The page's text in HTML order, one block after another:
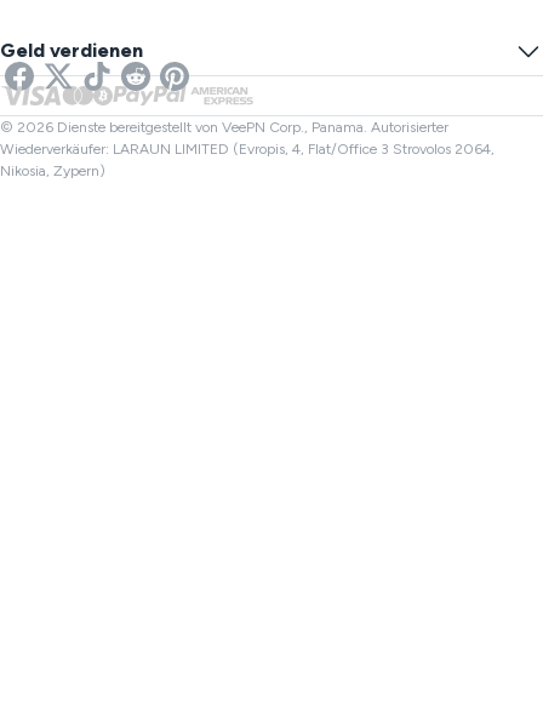
VPN fürs Streaming
Netflix VPN
Online-SMS
Link-Checker
Dateiüberprüfung
UK VPN
Kanada VPN
Türkei VPN
Geld verdienen
Partnerprogramme
© 2026 Dienste bereitgestellt von VeePN Corp., Panama. Autorisierter
Wiederverkäufer: LARAUN LIMITED (Evropis, 4, Flat/Office 3 Strovolos 2064,
Nikosia, Zypern)